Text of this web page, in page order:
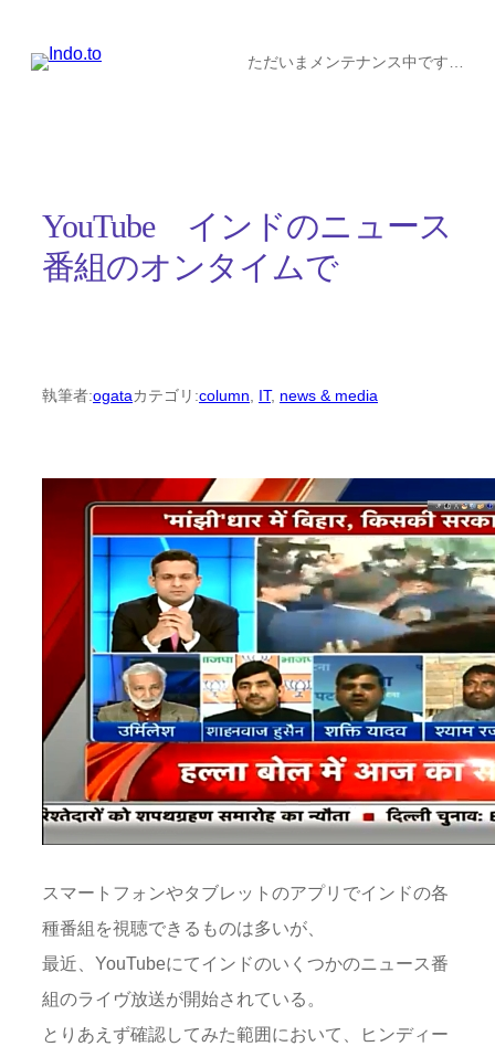
ただいまメンテナンス中です…
YouTube インドのニュース
番組のオンタイムで
執筆者:ogataカテゴリ:column IT, news & media
スマートフォンやタブレットのアプリでインドの各
種番組を視聴できるものは多いが、
最近、YouTubeにてインドのいくつかのニュース番
組のライヴ放送が開始されている。
とりあえず確認してみた範囲において、ヒンディー